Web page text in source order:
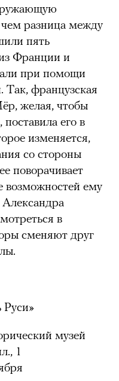
чем разница между
пять
Франции и
при помощи
Так, французская
желая, чтобы
поставила его в
изменяется,
со стороны
поворачивает
возможностей ему
в
сменяют друг
Руси»
музей
1